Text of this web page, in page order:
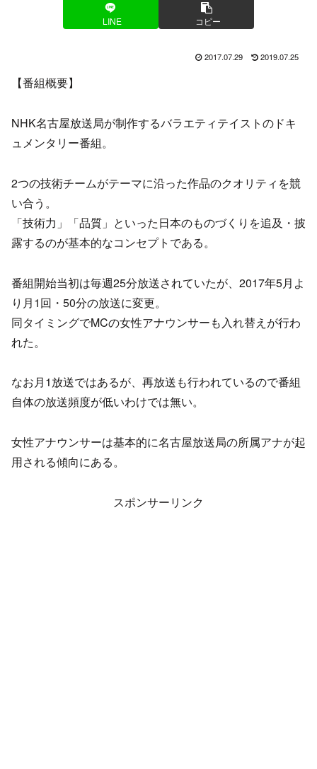
LINE コピー
2017.07.29 2019.07.25
【番組概要】
NHK名古屋放送局が制作するバラエティテイストのドキ
ュメンタリー番組。
2つの技術チームがテーマに沿った作品のクオリティを競
い合う。
「技術力」「品質」といった日本のものづくりを追及・披
露するのが基本的なコンセプトである。
番組開始当初は毎週25分放送されていたが、2017年5月よ
り月1回・50分の放送に変更。
同タイミングでMCの女性アナウンサーも入れ替えが行わ
れた。
なお月1放送ではあるが、再放送も行われているので番組
自体の放送頻度が低いわけでは無い。
女性アナウンサーは基本的に名古屋放送局の所属アナが起
用される傾向にある。
スポンサーリンク